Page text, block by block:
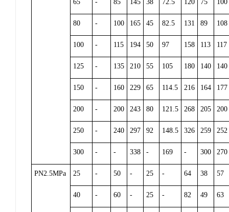
65 - 85 145 38 72.5 120 75 100
80 - 100 165 45 82.5 131 89 108
100 - 115 194 50 97 158 113 117
125 - 135 210 55 105 180 140 140
150 - 160 229 65 114.5 216 164 177
200 - 200 243 80 121.5 268 205 200
250 - 240 297 92 148.5 326 259 252
300 - - 338 - 169 - 300 270
PN2.5MPa 25 - 50 - 25 - 64 38 57
40 - 60 - 25 - 82 49 63